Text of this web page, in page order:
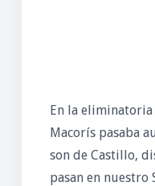
En la eliminatoria
Macorís pasaba
son de Castillo,
pasan en nuestro